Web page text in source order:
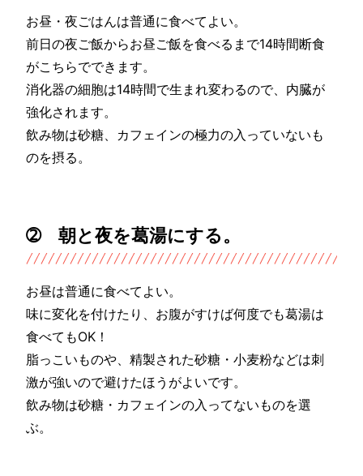
お昼・夜ごはんは普通に食べてよい。
前日の夜ご飯からお昼ご飯を食べるまで14時間断食
がこちらでできます。
消化器の細胞は14時間で生まれ変わるので、内臓が
強化されます。
飲み物は砂糖、カフェインの極力の入っていないも
のを摂る。
➁ 朝と夜を葛湯にする。
お昼は普通に食べてよい。
味に変化を付けたり、お腹がすけば何度でも葛湯は
食べてもOK！
脂っこいものや、精製された砂糖・小麦粉などは刺
激が強いので避けたほうがよいです。
飲み物は砂糖・カフェインの入ってないものを選
ぶ。